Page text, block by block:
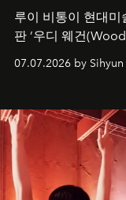
루이 비통이 현대
판 ’우디 웨건
07.07.2026 by Sihyun